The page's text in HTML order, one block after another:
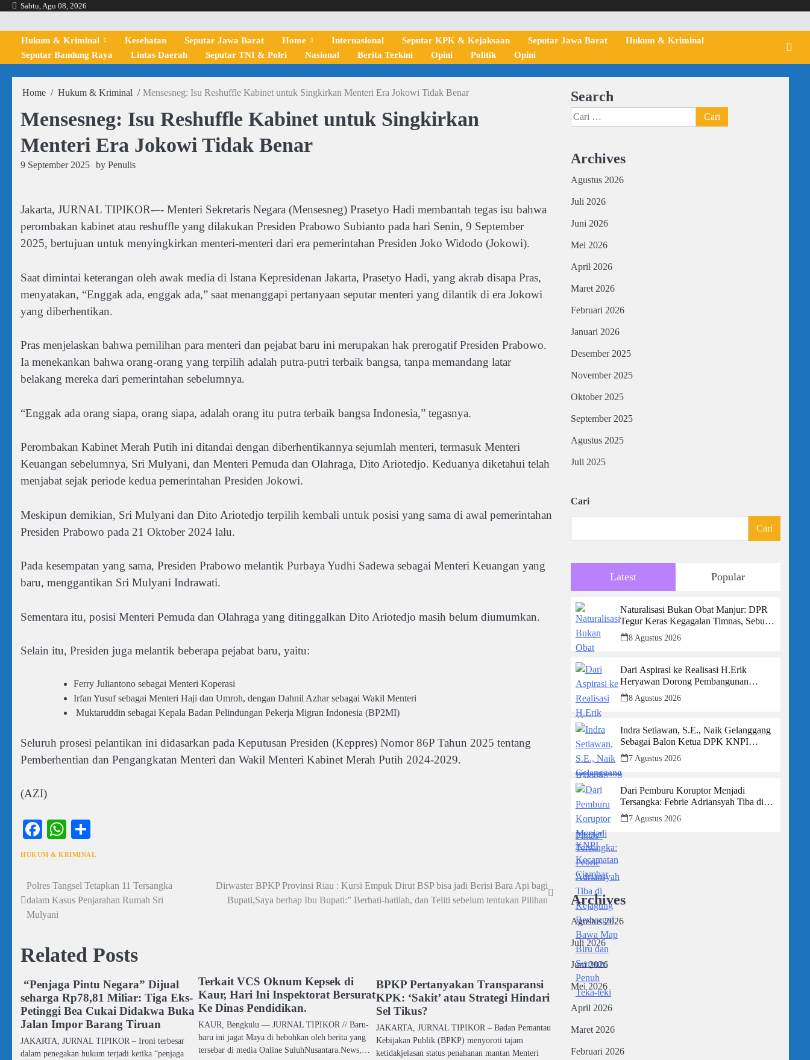
Skip
content
Sabtu, Agu 08, 2026
Hukum & Kriminal Kesehatan Seputar Jawa Barat Home Internasional Seputar KPK & Kejaksaan Seputar Jawa Barat
Hukum & Kriminal
Seputar Bandung Raya
Lintas Daerah Seputar TNI & Polri Nasional Berita Terkini Opini Politik Opini
Home Hukum & Kriminal Mensesneg: Isu Reshuffle Kabinet untuk Singkirkan Menteri Era Jokowi Tidak Benar
Mensesneg: Isu Reshuffle Kabinet untuk Singkirkan
Menteri Era Jokowi Tidak Benar
9 September 2025 by Penulis
Jakarta, JURNAL TIPIKOR-–- Menteri Sekretaris Negara (Mensesneg) Prasetyo Hadi membantah tegas isu bahwa
perombakan kabinet atau reshuffle yang dilakukan Presiden Prabowo Subianto pada hari Senin, 9 September
2025, bertujuan untuk menyingkirkan menteri-menteri dari era pemerintahan Presiden Joko Widodo (Jokowi).
Saat dimintai keterangan oleh awak media di Istana Kepresidenan Jakarta, Prasetyo Hadi, yang akrab disapa Pras,
menyatakan, “Enggak ada, enggak ada,” saat menanggapi pertanyaan seputar menteri yang dilantik di era Jokowi
yang diberhentikan.
Pras menjelaskan bahwa pemilihan para menteri dan pejabat baru ini merupakan hak prerogatif Presiden Prabowo.
Ia menekankan bahwa orang-orang yang terpilih adalah putra-putri terbaik bangsa, tanpa memandang latar
belakang mereka dari pemerintahan sebelumnya.
“Enggak ada orang siapa, orang siapa, adalah orang itu putra terbaik bangsa Indonesia,” tegasnya.
Perombakan Kabinet Merah Putih ini ditandai dengan diberhentikannya sejumlah menteri, termasuk Menteri
Keuangan sebelumnya, Sri Mulyani, dan Menteri Pemuda dan Olahraga, Dito Ariotedjo. Keduanya diketahui telah
menjabat sejak periode kedua pemerintahan Presiden Jokowi.
Meskipun demikian, Sri Mulyani dan Dito Ariotedjo terpilih kembali untuk posisi yang sama di awal pemerintahan
Presiden Prabowo pada 21 Oktober 2024 lalu.
Pada kesempatan yang sama, Presiden Prabowo melantik Purbaya Yudhi Sadewa sebagai Menteri Keuangan yang
baru, menggantikan Sri Mulyani Indrawati.
Sementara itu, posisi Menteri Pemuda dan Olahraga yang ditinggalkan Dito Ariotedjo masih belum diumumkan.
Selain itu, Presiden juga melantik beberapa pejabat baru, yaitu:
Ferry Juliantono sebagai Menteri Koperasi
Irfan Yusuf sebagai Menteri Haji dan Umroh, dengan Dahnil Azhar sebagai Wakil Menteri
Muktaruddin sebagai Kepala Badan Pelindungan Pekerja Migran Indonesia (BP2MI)
Seluruh prosesi pelantikan ini didasarkan pada Keputusan Presiden (Keppres) Nomor 86P Tahun 2025 tentang
Pemberhentian dan Pengangkatan Menteri dan Wakil Menteri Kabinet Merah Putih 2024-2029.
(AZI)
Facebook
WhatsApp
HUKUM & KRIMINAL
Navigasi
pos
Polres Tangsel Tetapkan 11 Tersangka
dalam Kasus Penjarahan Rumah Sri
Mulyani
Dirwaster BPKP Provinsi Riau : Kursi Empuk Dirut BSP bisa jadi Berisi Bara Api bagi
Bupati,Saya berhap Ibu Bupati:” Berhati-hatilah, dan Teliti sebelum tentukan Pilihan
Related Posts
“Penjaga Pintu Negara” Dijual
seharga Rp78,81 Miliar: Tiga Eks-
Petinggi Bea Cukai Didakwa Buka
Jalan Impor Barang Tiruan
JAKARTA, JURNAL TIPIKOR – Ironi terbesar
dalam penegakan hukum terjadi ketika “penjaga
Terkait VCS Oknum Kepsek di
Kaur, Hari Ini Inspektorat Bersurat
Ke Dinas Pendidikan.
KAUR, Bengkulu — JURNAL TIPIKOR // Baru-
baru ini jagat Maya di hebohkan oleh berita yang
tersebar di media Online SuluhNusantara.News,…
BPKP Pertanyakan Transparansi
KPK: ‘Sakit’ atau Strategi Hindari
Sel Tikus?
JAKARTA, JURNAL TIPIKOR – Badan Pemantau
Kebijakan Publik (BPKP) menyoroti tajam
ketidakjelasan status penahanan mantan Menteri
Search
Cari
untuk:
Archives
Agustus 2026
Juli 2026
Juni 2026
Mei 2026
April 2026
Maret 2026
Februari 2026
Januari 2026
Desember 2025
November 2025
Oktober 2025
September 2025
Agustus 2025
Juli 2025
Cari
Cari
Latest Popular
Naturalisasi Bukan Obat Manjur: DPR
Tegur Keras Kegagalan Timnas, Sebut
Potensi Anak Bangsa Terabaikan Demi
“Jalan Pintas”
8 Agustus 2026
Dari Aspirasi ke Realisasi H.Erik
Heryawan Dorong Pembangunan
Infrastruktur Jalan Cikalong Bunder
8 Agustus 2026
Indra Setiawan, S.E., Naik Gelanggang
Sebagai Balon Ketua DPK KNPI
Kecamatan Ciambar
7 Agustus 2026
Dari Pemburu Koruptor Menjadi
Tersangka: Febrie Adriansyah Tiba di
Kejagung Berborgol, Bawa Map Biru
dan Senyum Penuh Teka-teki
7 Agustus 2026
Archives
Agustus 2026
Juli 2026
Juni 2026
Mei 2026
April 2026
Maret 2026
Februari 2026